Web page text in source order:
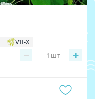
VII-X
− +
1 шт